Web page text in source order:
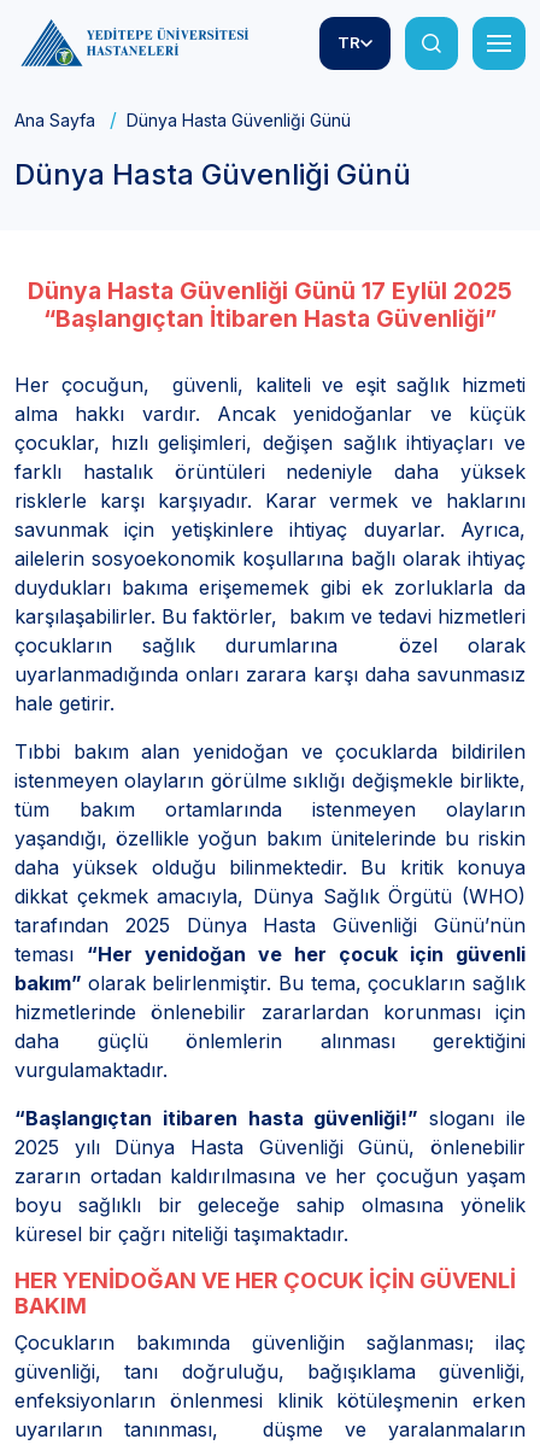
TR
Ana Sayfa Dünya Hasta Güvenliği Günü
Dünya Hasta Güvenliği Günü
Dünya Hasta Güvenliği Günü 17 Eylül 2025
“Başlangıçtan İtibaren Hasta Güvenliği”
Her çocuğun, güvenli, kaliteli ve eşit sağlık hizmeti
alma hakkı vardır. Ancak yenidoğanlar ve küçük
çocuklar, hızlı gelişimleri, değişen sağlık ihtiyaçları ve
farklı hastalık örüntüleri nedeniyle daha yüksek
risklerle karşı karşıyadır. Karar vermek ve haklarını
savunmak için yetişkinlere ihtiyaç duyarlar. Ayrıca,
ailelerin sosyoekonomik koşullarına bağlı olarak ihtiyaç
duydukları bakıma erişememek gibi ek zorluklarla da
karşılaşabilirler. Bu faktörler, bakım ve tedavi hizmetleri
çocukların sağlık durumlarına özel olarak
uyarlanmadığında onları zarara karşı daha savunmasız
hale getirir.
Tıbbi bakım alan yenidoğan ve çocuklarda bildirilen
istenmeyen olayların görülme sıklığı değişmekle birlikte,
tüm bakım ortamlarında istenmeyen olayların
yaşandığı, özellikle yoğun bakım ünitelerinde bu riskin
daha yüksek olduğu bilinmektedir. Bu kritik konuya
dikkat çekmek amacıyla, Dünya Sağlık Örgütü (WHO)
tarafından 2025 Dünya Hasta Güvenliği Günü’nün
teması “Her yenidoğan ve her çocuk için güvenli
bakım” olarak belirlenmiştir. Bu tema, çocukların sağlık
hizmetlerinde önlenebilir zararlardan korunması için
daha güçlü önlemlerin alınması gerektiğini
vurgulamaktadır.
“Başlangıçtan itibaren hasta güvenliği!”sloganı ile
2025 yılı Dünya Hasta Güvenliği Günü, önlenebilir
zararın ortadan kaldırılmasına ve her çocuğun yaşam
boyu sağlıklı bir geleceğe sahip olmasına yönelik
küresel bir çağrı niteliği taşımaktadır.
HER YENİDOĞAN VE HER ÇOCUK İÇİN GÜVENLİ
BAKIM
Çocukların bakımında güvenliğin sağlanması; ilaç
güvenliği, tanı doğruluğu, bağışıklama güvenliği,
enfeksiyonların önlenmesi klinik kötüleşmenin erken
uyarıların tanınması, düşme ve yaralanmaların